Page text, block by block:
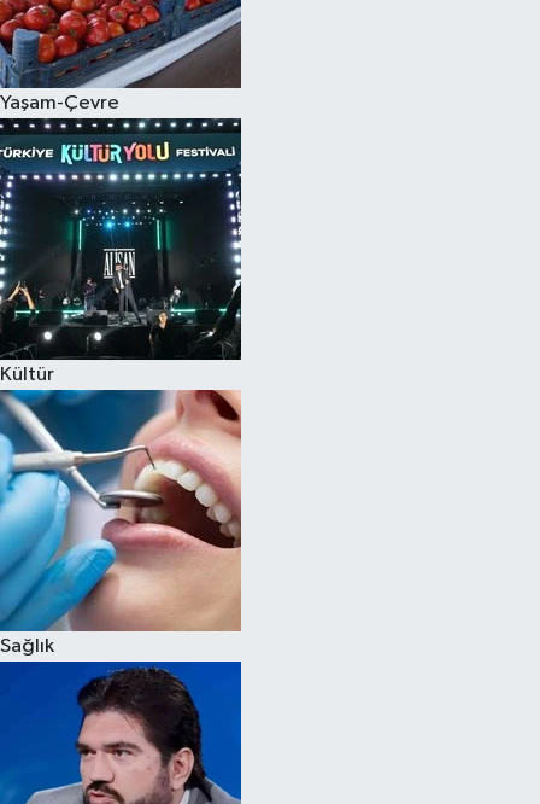
Yaşam-Çevre
Kültür
Sağlık
Spor
Burç Yorumları
Çocuk
Eğitim
Hava Durumu
Kadın
Kim kimdir?
Kültür Sanat
Sağlık
Siyaset
Teknoloji
Televizyon
Yaşam-Çevre